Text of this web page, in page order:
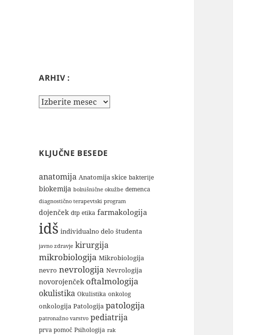
ARHIV :
Arhiv
KLJUČNE BESEDE
anatomija Anatomija skice bakterije
biokemija bolnišnične okužbe demenca
diagnostično terapevtski program
dojenček dtp etika farmakologija
idš individualno delo študenta
javno zdravje kirurgija
mikrobiologija Mikrobiologija
nevro nevrologija Nevrologija
novorojenček oftalmologija
okulistika Okulistika onkolog
onkologija Patologija patologija
patronažno varstvo pediatrija
prva pomoč Psihologija rak